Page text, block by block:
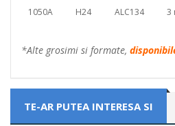
1050A H24 ALC134 3
*Alte grosimi si formate,
TE-AR PUTEA INTERESA SI